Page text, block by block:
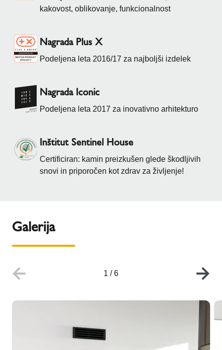
kakovost, oblikovanje, funkcionalnost
Nagrada Plus X
Podeljena leta 2016/17 za najboljši izdelek
Nagrada Iconic
Podeljena leta 2017 za inovativno arhitekturo
Inštitut Sentinel House
Certificiran: kamin preizkušen glede škodljivih
snovi in priporočen kot zdrav za življenje!
Galerija
1 / 6